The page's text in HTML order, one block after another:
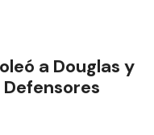
a Douglas y